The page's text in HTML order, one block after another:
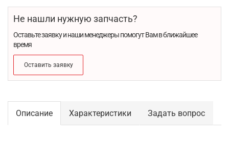
Не нашли нужную запчасть?
Оставьте заявку и наши менеджеры помогут Вам в ближайшее
время
Оставить заявку
Описание Характеристики Задать вопрос